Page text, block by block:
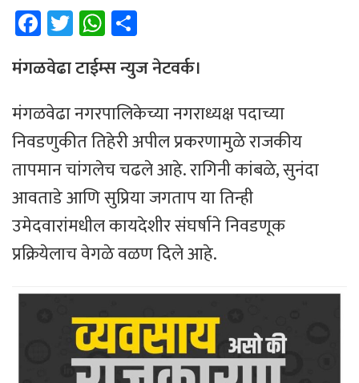
Fa
ce
b
o
ok
T
wi
tt
er
W
h
at
sA
p
p
ar
e
मंगळवेढा टाईम्स न्युज नेटवर्क।
मंगळवेढा नगरपालिकेच्या नगराध्यक्ष पदाच्या
निवडणुकीत तिहेरी अपील प्रकरणामुळे राजकीय
तापमान चांगलेच चढले आहे. रागिनी कांबळे, सुनंदा
आवताडे आणि सुप्रिया जगताप या तिन्ही
उमेदवारांमधील कायदेशीर संघर्षाने निवडणूक
प्रक्रियेलाच वेगळे वळण दिले आहे.